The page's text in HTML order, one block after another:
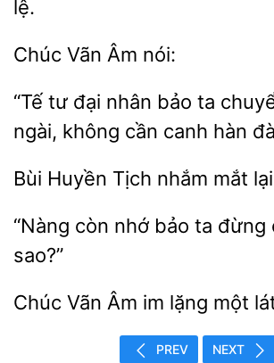
lệ.
nói:
“Tế tư đại nhân bảo ta
ngài, không cần
Bùi nhắm
“Nàng còn
ta đừng
sao?”
Vãn Âm lặng
PREV NEXT